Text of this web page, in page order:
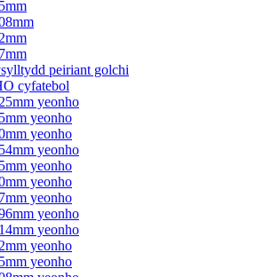
peiriant golchi
cyfatebol
yeonho
yeonho
yeonho
yeonho
yeonho
yeonho
yeonho
yeonho
yeonho
yeonho
yeonho